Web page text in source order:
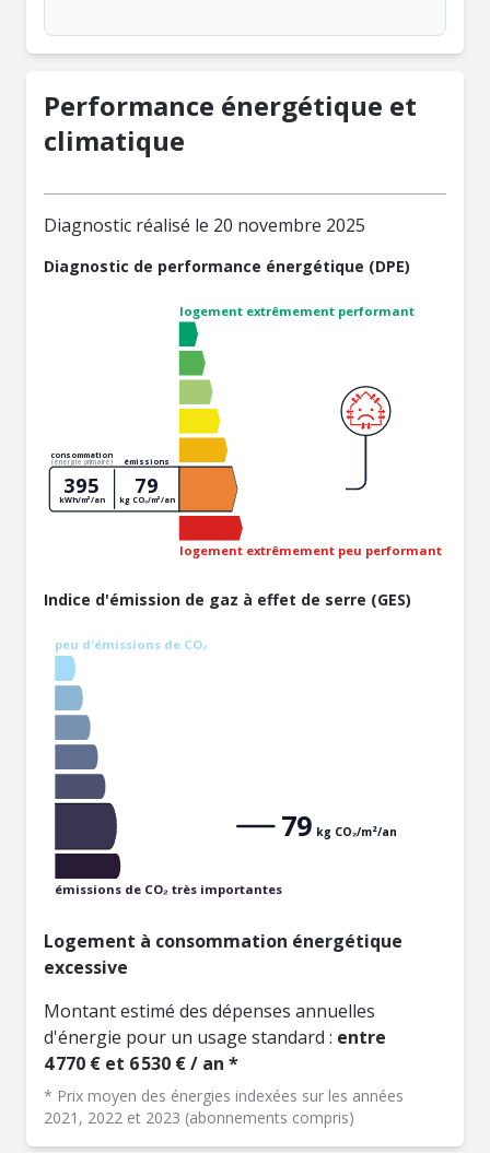
Performance énergétique et
climatique
Diagnostic réalisé le 20 novembre 2025
Diagnostic de performance énergétique (DPE)
logement extrêmement performant
logement extrêmement peu performant
consommation
(énergie primaire) émissions
395
kWh/m²/an
79
kg CO₂/m²/an
Indice d'émission de gaz à effet de serre (GES)
peu d'émissions de CO₂
émissions de CO₂ très importantes
79 kg CO₂/m²/an
Logement à consommation énergétique
excessive
Montant estimé des dépenses annuelles
d'énergie pour un usage standard : entre
4 770 € et 6 530 € / an *
* Prix moyen des énergies indexées sur les années
2021, 2022 et 2023 (abonnements compris)